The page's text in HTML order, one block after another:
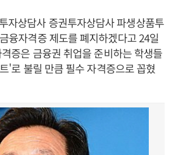
자상담사 증권투자상담사 파생상품투
융자격증 제도를 폐지하겠다고 24일
증은 금융권 취업을 준비하는 학생들
'로 불릴 만큼 필수 자격증으로 꼽혔